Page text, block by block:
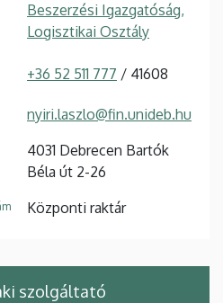
Beszerzési Igazgatóság,
Logisztikai Osztály
+36 52 511 777 / 41608
nyiri.laszlo@fin.unideb.hu
4031 Debrecen Bartók
Béla út 2-26
Központi raktár
szolgáltató